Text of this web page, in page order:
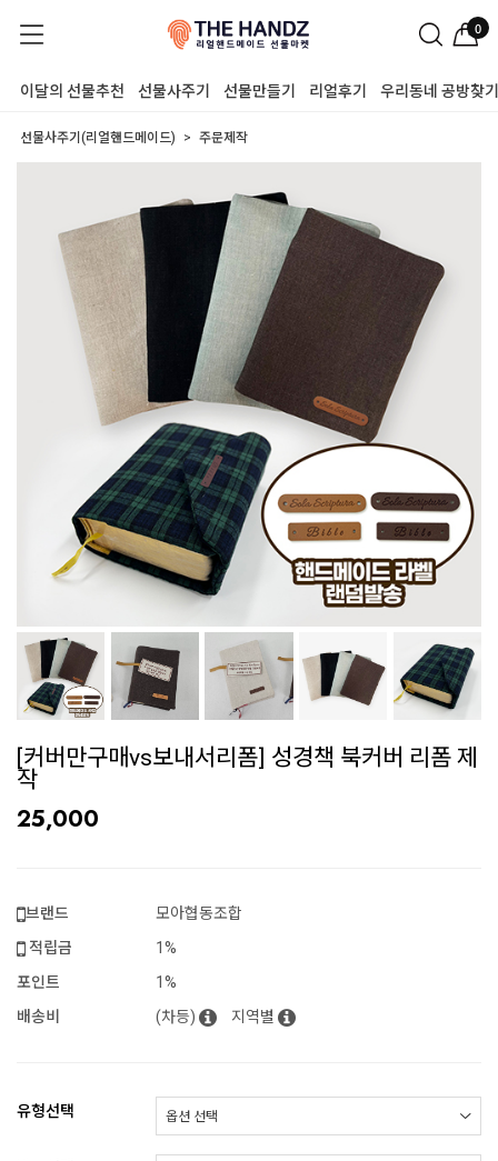
0
이달의 선물추천 선물사주기 선물만들기 리얼후기 우리동네 공방찾기
선물사주기(리얼핸드메이드) 주문제작
[커버만구매vs보내서리폼] 성경책 북커버 리폼 제
작
25,000
브랜드
모아협동조합
적립금
1%
포인트
1%
배송비
(차등) 지역별
유형선택